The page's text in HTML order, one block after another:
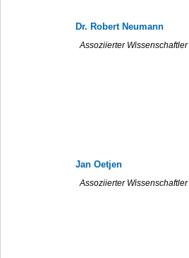
Dr. Robert Neumann
Assoziierter Wissenschaftler
Jan Oetjen
Assoziierter Wissenschaftler